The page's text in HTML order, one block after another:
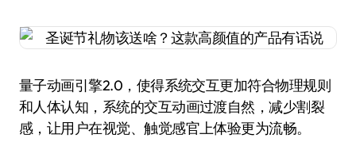
量子动画引擎2.0，使得系统交互更加符合物理规则
和人体认知，系统的交互动画过渡自然，减少割裂
感，让用户在视觉、触觉感官上体验更为流畅。